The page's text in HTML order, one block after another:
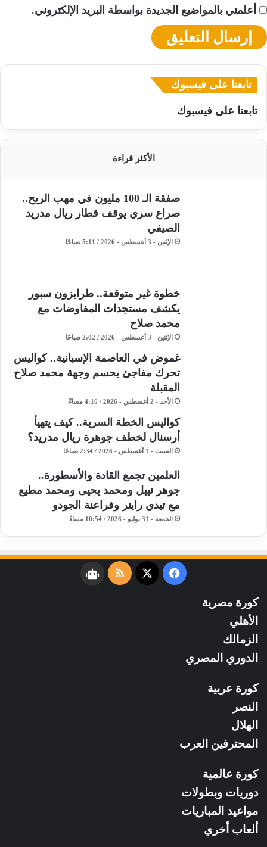
أعلمني بالمواضيع الجديدة بواسطة البريد الإلكتروني.
تابعنا على فيسبوك
تابعنا على فيسبوك
الأكثر قراءة
صفقة الـ 100 مليون في مهب الريح..
صراع سري يوقف قطار ريال مدريد
الصيفي
الإثنين - 3 أغسطس - 2026 / 5:11 صباحًا
خطوة غير متوقعة.. طرابزون سبور
يكشف مستجدات المفاوضات مع
محمد صلاح
الإثنين - 3 أغسطس - 2026 / 2:02 صباحًا
غموض في العاصمة الإسبانية.. كواليس
تحرك مفاجئ يحسم وجهة محمد صلاح
المقبلة
الأحد - 2 أغسطس - 2026 / 4:16 مساءً
كواليس الخطة السرية.. كيف يتهيأ
أرسنال لخطف جوهرة ريال مدريد؟
السبت - 1 أغسطس - 2026 / 2:34 صباحًا
​العلمين تجمع القادة والأسطورة..
جوهر نبيل ومحمد يحيى ومحمد مطيع
مع تيدي راينر وفراعنة الجودو ​
الجمعة - 31 يوليو - 2026 / 10:54 مساءً
فيسبوك
‫X
ملخصنبض
كورة مصرية
الأهلي
الزمالك
الدوري المصري
كورة عربية
النصر
الهلال
المحترفين العرب
كورة عالمية
دوريات وبطولات
مواعيد المباريات
ألعاب أخري